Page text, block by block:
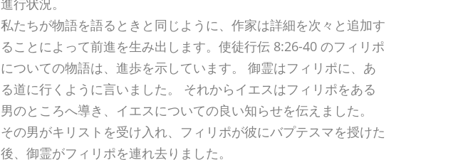
進行状況。
私たちが物語を語るときと同じように、作家は詳細を次々と追加す
ることによって前進を生み出します。使徒行伝 8:26-40 のフィリポ
についての物語は、進歩を示しています。 御霊はフィリポに、あ
る道に行くように言いました。 それからイエスはフィリポをある
男のところへ導き、イエスについての良い知らせを伝えました。
その男がキリストを受け入れ、フィリポが彼にバプテスマを授けた
後、御霊がフィリポを連れ去りました。